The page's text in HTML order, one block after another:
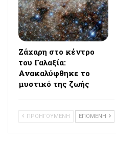
Ζάχαρη στο κέντρο
του Γαλαξία:
Ανακαλύφθηκε το
μυστικό της ζωής
ΠΡΟΗΓΟΥΜΕΝΗ ΕΠΟΜΕΝΗ